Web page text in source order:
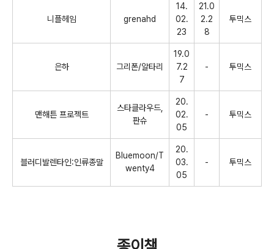
니플헤임 grenahd
14.
02.
23
21.0
2.2
8
투믹스
은하 그리폰/알타리
19.0
7.2
7
- 투믹스
맨해튼 프로젝트
스타클라우드,
판슈
20.
02.
05
- 투믹스
블러디발렌타인:인류종말
Bluemoon/T
wenty4
20.
03.
05
- 투믹스